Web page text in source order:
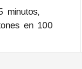
minutos,
en 100